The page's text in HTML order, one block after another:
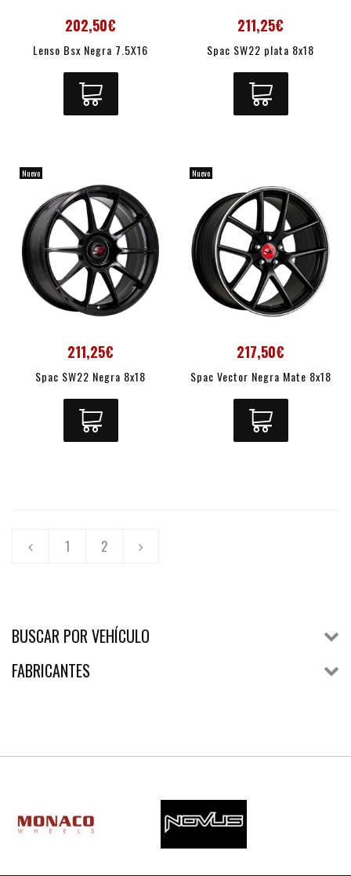
202,50€
Lenso Bsx Negra 7.5X16
211,25€
Spac SW22 plata 8x18
Nuevo
211,25€
Spac SW22 Negra 8x18
Nuevo
217,50€
Spac Vector Negra Mate 8x18
1 2
BUSCAR POR VEHÍCULO
FABRICANTES